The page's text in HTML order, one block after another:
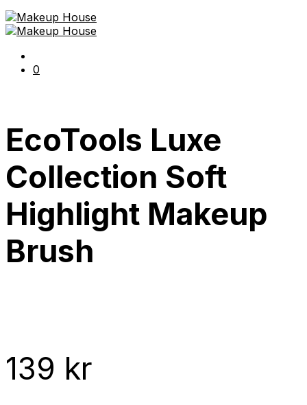
0
EcoTools Luxe
Collection Soft
Highlight Makeup
Brush
139 kr